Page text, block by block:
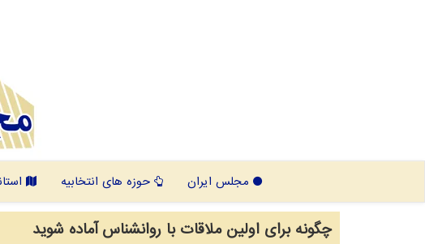
مجلس ایران حوزه های انتخابیه
چگونه برای اولین ملاقات با روانشناس آماده شوید